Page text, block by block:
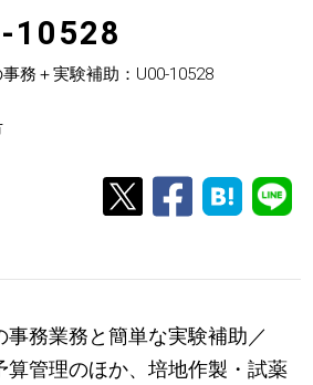
10528
務＋実験補助：U00-10528
事務業務と簡単な実験補助／
算管理のほか、培地作製・試薬